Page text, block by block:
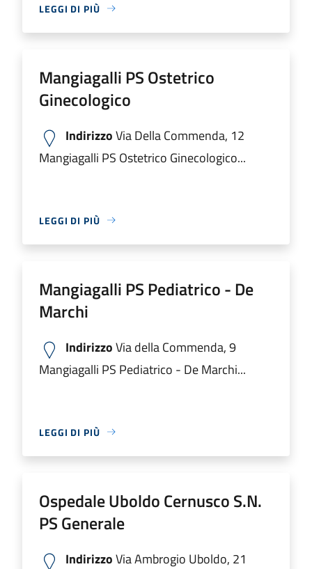
LEGGI DI PIÙ
Mangiagalli PS Ostetrico
Ginecologico
IndirizzoVia Della Commenda, 12
Mangiagalli PS Ostetrico Ginecologico...
LEGGI DI PIÙ
Mangiagalli PS Pediatrico - De
Marchi
IndirizzoVia della Commenda, 9
Mangiagalli PS Pediatrico - De Marchi...
LEGGI DI PIÙ
Ospedale Uboldo Cernusco S.N.
PS Generale
IndirizzoVia Ambrogio Uboldo, 21